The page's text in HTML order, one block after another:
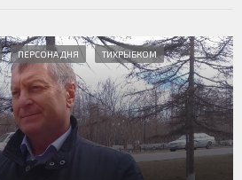
ПЕРСОНА ДНЯ ТИХРЫБКОМ